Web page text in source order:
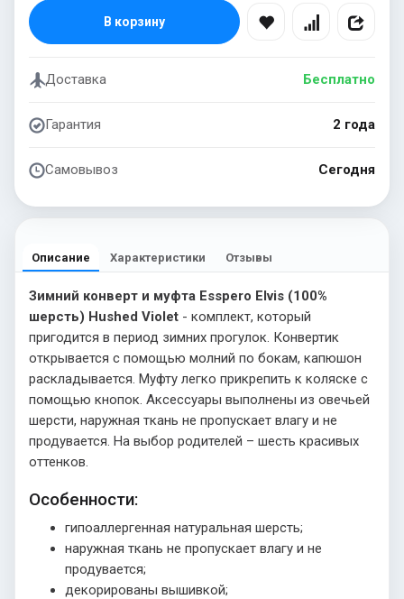
В корзину
Доставка Бесплатно
Гарантия 2 года
Самовывоз Сегодня
Описание Характеристики Отзывы
Зимний конверт и муфта Esspero Elvis (100%
шерсть) Hushed Violet - комплект, который
пригодится в период зимних прогулок. Конвертик
открывается с помощью молний по бокам, капюшон
раскладывается. Муфту легко прикрепить к коляске с
помощью кнопок. Аксессуары выполнены из овечьей
шерсти, наружная ткань не пропускает влагу и не
продувается. На выбор родителей – шесть красивых
оттенков.
Особенности:
гипоаллергенная натуральная шерсть;
наружная ткань не пропускает влагу и не
продувается;
декорированы вышивкой;